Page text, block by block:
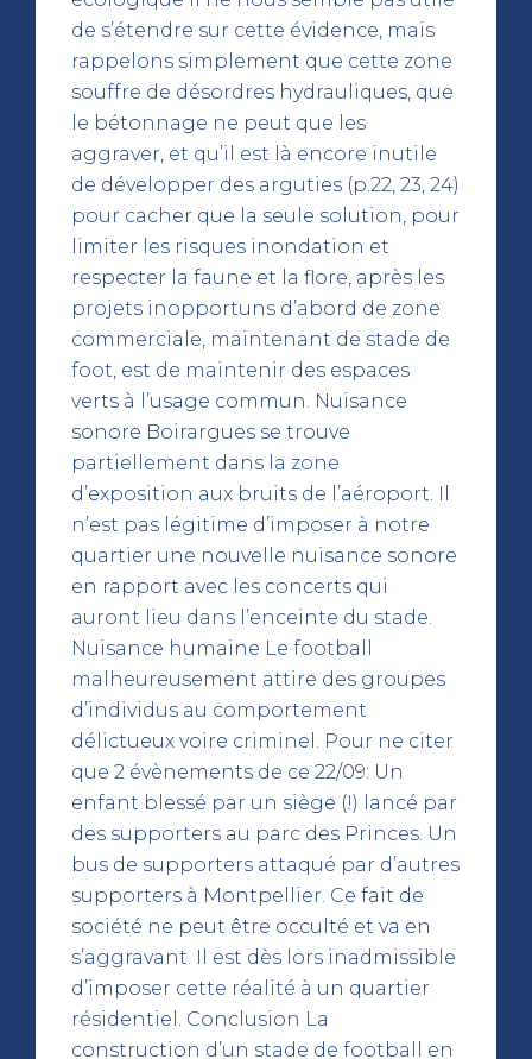
de s’étendre sur cette évidence, mais
rappelons simplement que cette zone
souffre de désordres hydrauliques, que
le bétonnage ne peut que les
aggraver, et qu’il est là encore inutile
de développer des arguties (p.22, 23, 24)
pour cacher que la seule solution, pour
limiter les risques inondation et
respecter la faune et la flore, après les
projets inopportuns d’abord de zone
commerciale, maintenant de stade de
foot, est de maintenir des espaces
verts à l’usage commun. Nuisance
sonore Boirargues se trouve
partiellement dans la zone
d’exposition aux bruits de l’aéroport. Il
n’est pas légitime d’imposer à notre
quartier une nouvelle nuisance sonore
en rapport avec les concerts qui
auront lieu dans l’enceinte du stade.
Nuisance humaine Le football
malheureusement attire des groupes
d’individus au comportement
délictueux voire criminel. Pour ne citer
que 2 évènements de ce 22/09: Un
enfant blessé par un siège (!) lancé par
des supporters au parc des Princes. Un
bus de supporters attaqué par d’autres
supporters à Montpellier. Ce fait de
société ne peut être occulté et va en
s’aggravant. Il est dès lors inadmissible
d’imposer cette réalité à un quartier
résidentiel. Conclusion La
construction d’un stade de football en